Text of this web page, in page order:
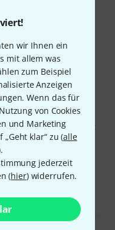
wir Ihnen ein
mit allem was
zum Beispiel
Anzeigen
Wenn das für
von Cookies
und Marketing
klar“ zu (alle
jederzeit
(hier) widerrufen.
kein Unbekannter.
konnte er
seine Technik und
Buch geht es in die
Kenntnisse wie
werden erklärt